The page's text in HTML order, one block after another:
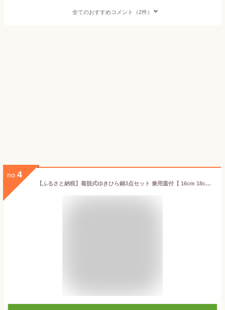
全てのおすすめコメント（2件）
no. 4
【ふるさと納税】着脱式ゆきひら鍋3点セット 兼用蓋付【 16cm 18cm 20cm ステンレス 鍋 着脱ハンドル 鍋セット スタッキング 新潟県 燕市 燕三条 】